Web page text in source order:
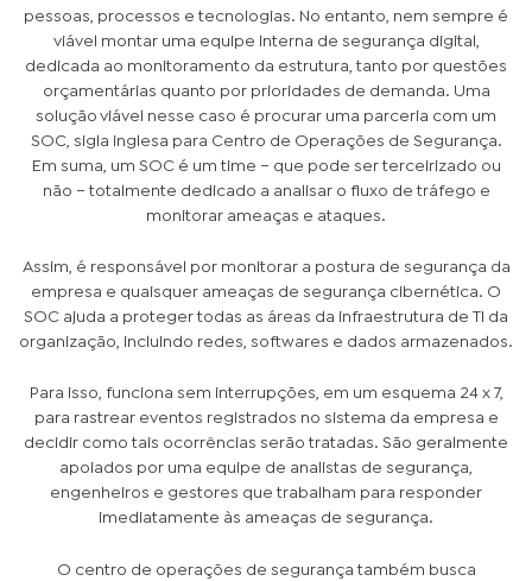
pessoas, processos e tecnologias. No entanto, nem sempre é
viável montar uma equipe interna de segurança digital,
dedicada ao monitoramento da estrutura, tanto por questões
orçamentárias quanto por prioridades de demanda. Uma
solução viável nesse caso é procurar uma parceria com um
SOC, sigla inglesa para Centro de Operações de Segurança.
Em suma, um SOC é um time – que pode ser terceirizado ou
não – totalmente dedicado a analisar o fluxo de tráfego e
monitorar ameaças e ataques.
Assim, é responsável por monitorar a postura de segurança da
empresa e quaisquer ameaças de segurança cibernética. O
SOC ajuda a proteger todas as áreas da infraestrutura de TI da
organização, incluindo redes, softwares e dados armazenados.
Para isso, funciona sem interrupções, em um esquema 24 x 7,
para rastrear eventos registrados no sistema da empresa e
decidir como tais ocorrências serão tratadas. São geralmente
apoiados por uma equipe de analistas de segurança,
engenheiros e gestores que trabalham para responder
imediatamente às ameaças de segurança.
O centro de operações de segurança também busca